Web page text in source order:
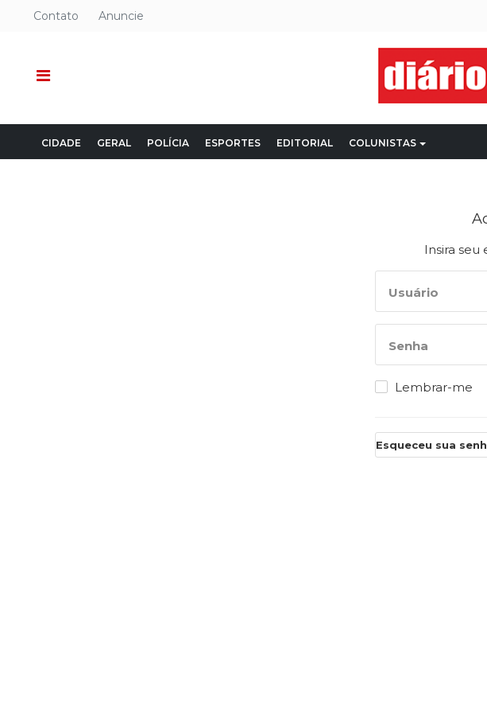
Contato Anuncie
CIDADE GERAL POLÍCIA ESPORTES EDITORIAL COLUNISTAS
Insira seu
Usuário
Senha
Lembrar-me
Esqueceu sua